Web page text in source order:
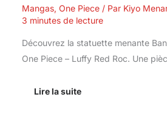
Mangas, One Piece/ Par Kiyo
3 minutes de lecture
Découvrez la statuette menante
One Piece – Luffy Red Roc. Une
Lire la suite